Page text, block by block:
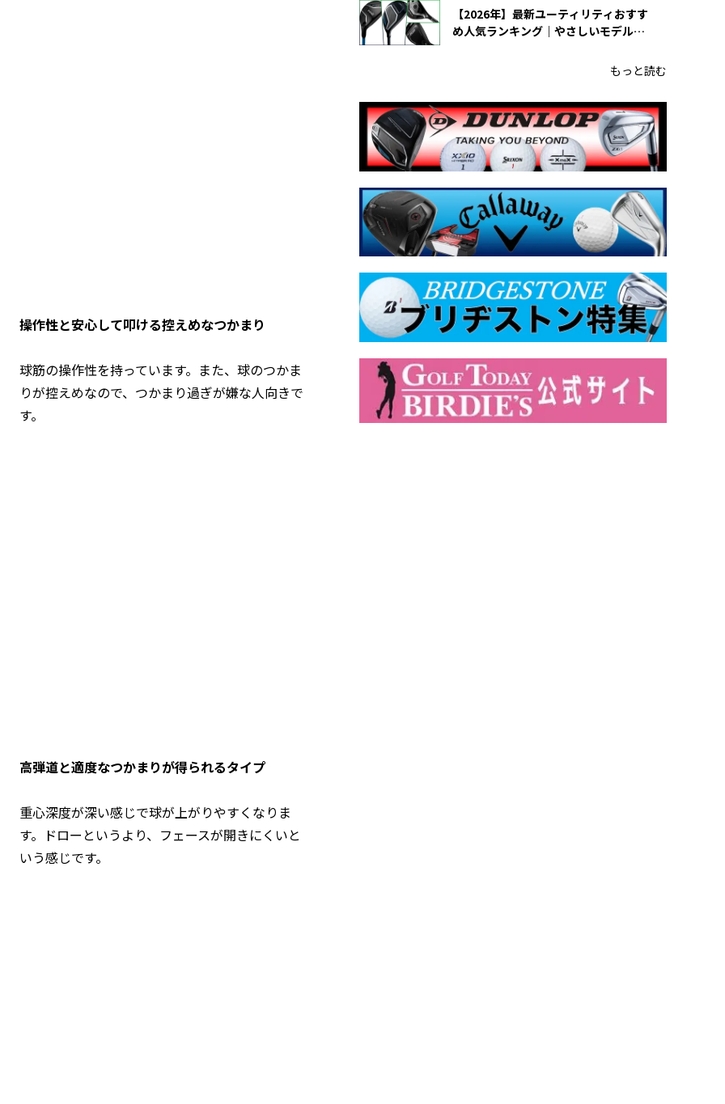
操作性と安心して叩ける控えめなつかまり
球筋の操作性を持っています。また、球のつかま
りが控えめなので、つかまり過ぎが嫌な人向きで
す。
高弾道と適度なつかまりが得られるタイプ
重心深度が深い感じで球が上がりやすくなりま
す。ドローというより、フェースが開きにくいと
いう感じです。
【2026年】最新ユーティリティおすす
め人気ランキング｜やさしいモデルの
もっと読む